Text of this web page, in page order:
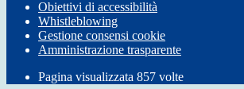
Obiettivi di accessibilità
Whistleblowing
Gestione consensi cookie
Amministrazione trasparente
Pagina visualizzata 857 volte